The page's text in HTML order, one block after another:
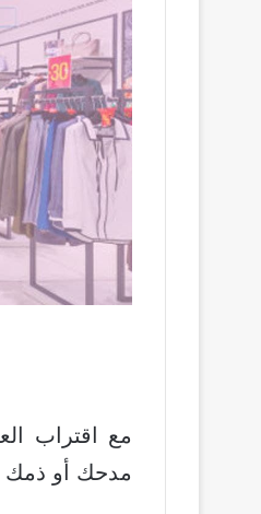
مع اقتراب
مدحك أو ذمك